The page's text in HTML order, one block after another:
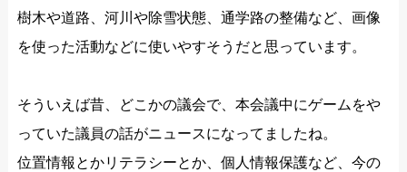
樹木や道路、河川や除雪状態、通学路の整備など、画像
を使った活動などに使いやすそうだと思っています。
そういえば昔、どこかの議会で、本会議中にゲームをや
っていた議員の話がニュースになってましたね。
位置情報とかリテラシーとか、個人情報保護など、今の